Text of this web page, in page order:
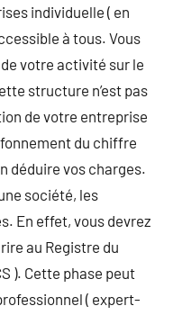
individuelle ( en
à tous. Vous
de votre activité sur le
structure n’est pas
de votre entreprise
du chiffre
déduire vos charges.
société, les
En effet, vous devrez
au Registre du
). Cette phase peut
( expert-